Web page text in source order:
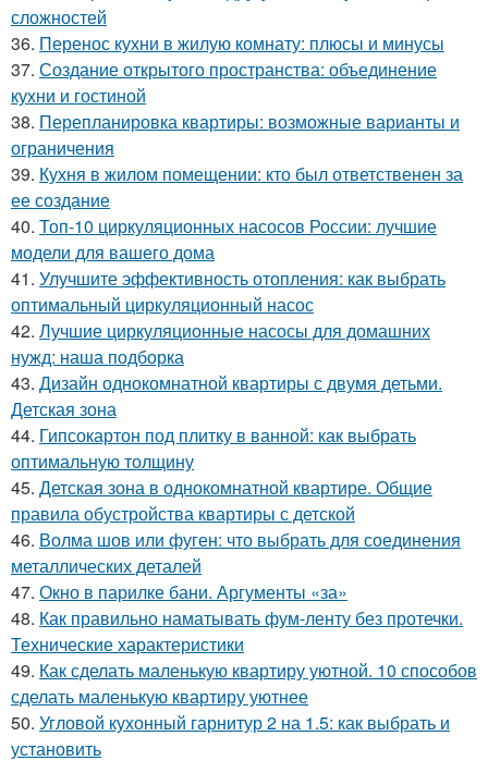
сложностей
36. Перенос кухни в жилую комнату: плюсы и минусы
37. Создание открытого пространства: объединение
кухни и гостиной
38. Перепланировка квартиры: возможные варианты и
ограничения
39. Кухня в жилом помещении: кто был ответственен за
ее создание
40. Топ-10 циркуляционных насосов России: лучшие
модели для вашего дома
41. Улучшите эффективность отопления: как выбрать
оптимальный циркуляционный насос
42. Лучшие циркуляционные насосы для домашних
нужд: наша подборка
43. Дизайн однокомнатной квартиры с двумя детьми.
Детская зона
44. Гипсокартон под плитку в ванной: как выбрать
оптимальную толщину
45. Детская зона в однокомнатной квартире. Общие
правила обустройства квартиры с детской
46. Волма шов или фуген: что выбрать для соединения
металлических деталей
47. Окно в парилке бани. Аргументы «за»
48. Как правильно наматывать фум-ленту без протечки.
Технические характеристики
49. Как сделать маленькую квартиру уютной. 10 способов
сделать маленькую квартиру уютнее
50. Угловой кухонный гарнитур 2 на 1.5: как выбрать и
установить